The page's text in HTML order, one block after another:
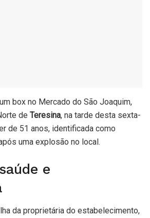
box no Mercado do São Joaquim,
de Teresina, na tarde desta sexta-
de 51 anos, identificada como
uma explosão no local.
e
da proprietária do estabelecimento,